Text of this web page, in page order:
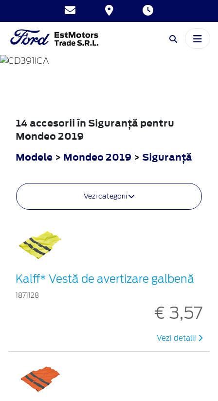
MONDEO
14 accesorii în Siguranţă pentru
Mondeo 2019
Modele > Mondeo 2019 > Siguranţă
Vezi categorii
Kalff* Vestă de avertizare galbenă
1871128
€ 3,57
Vezi detalii